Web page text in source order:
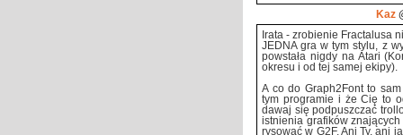
Kaz
Irata - zrobienie Fractalusa
JEDNA gra w tym stylu, z
powstała nigdy na Atari
okresu i od tej samej ekipy).
A co do Graph2Font to
tym programie i że Cię to
dawaj się podpuszczać
istnienia grafików
rysować w G2F. Ani Ty, ani